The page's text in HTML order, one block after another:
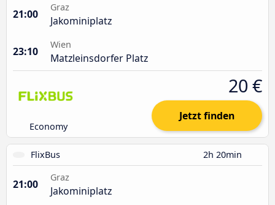
21:00
Graz
Jakominiplatz
23:10
Wien
Matzleinsdorfer Platz
Economy
20 €
Jetzt finden
FlixBus 2h 20min
21:00
Graz
Jakominiplatz